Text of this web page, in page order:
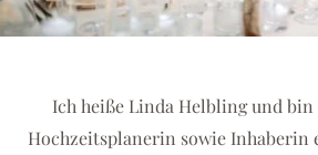
Ich heiße Linda Helbling und
Hochzeitsplanerin sowie Inhaberin